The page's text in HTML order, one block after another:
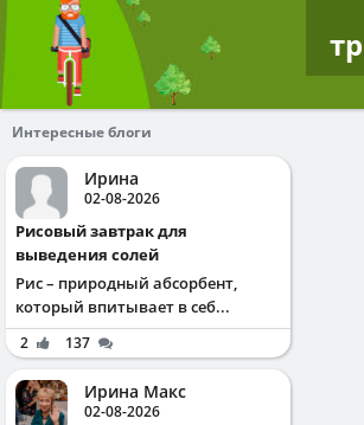
Интересные блоги
Ирина
02-08-2026
Рисовый завтрак для
выведения солей
Рис – природный абсорбент,
который впитывает в себ...
2 137
Ирина Макс
02-08-2026